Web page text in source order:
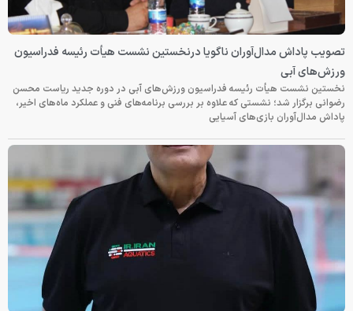
تصویب پاداش مدال‌آوران ناگویا درنخستین نشست هیأت رئیسه فدراسیون
ورزش‌های آبی
نخستین نشست هیأت رئیسه فدراسیون ورزش‌های آبی در دوره جدید ریاست محسن
رضوانی برگزار شد؛ نشستی که علاوه بر بررسی برنامه‌های فنی و عملکرد ماه‌های اخیر،
پاداش مدال‌آوران بازی‌های آسیایی